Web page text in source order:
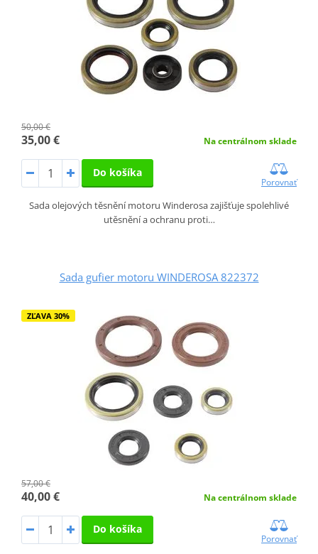
50,00 €
35,00 € Na centrálnom sklade
Do košíka
Porovnať
Sada olejových těsnění motoru Winderosa zajišťuje spolehlivé
utěsnění a ochranu proti…
Sada gufier motoru WINDEROSA 822372
ZĽAVA 30%
57,00 €
40,00 € Na centrálnom sklade
Do košíka
Porovnať